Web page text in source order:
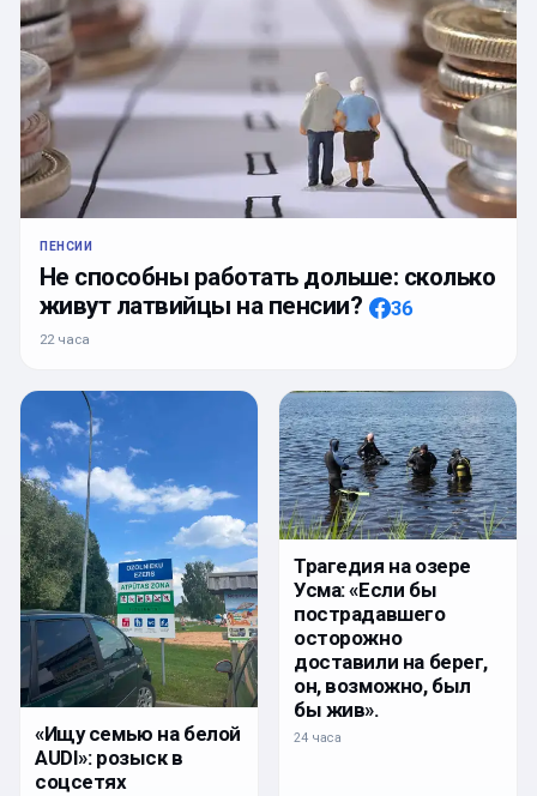
ПЕНСИИ
Не способны работать дольше: сколько
живут латвийцы на пенсии?
36
22 часа
«Ищу семью на белой
AUDI»: розыск в
соцсетях
Трагедия на озере
Усма: «Если бы
пострадавшего
осторожно
доставили на берег,
он, возможно, был
бы жив».
24 часа